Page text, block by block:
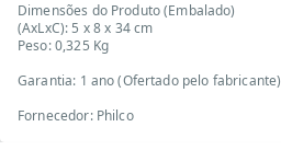
Dimensões do Produto (Embalado)
(AxLxC): 5 x 8 x 34 cm
Peso: 0,325 Kg
Garantia: 1 ano (Ofertado pelo fabricante)
Fornecedor: Philco